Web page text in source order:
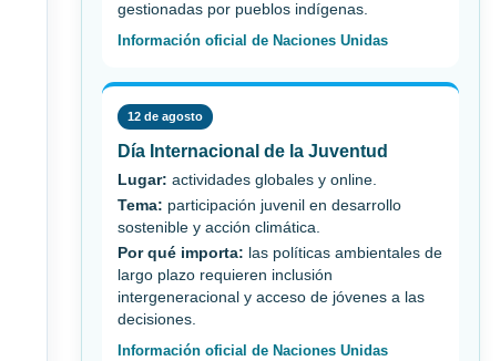
gestionadas por pueblos indígenas.
Información oficial de Naciones Unidas
12 de agosto
Día Internacional de la Juventud
Lugar: actividades globales y online.
Tema: participación juvenil en desarrollo
sostenible y acción climática.
Por qué importa: las políticas ambientales de
largo plazo requieren inclusión
intergeneracional y acceso de jóvenes a las
decisiones.
Información oficial de Naciones Unidas